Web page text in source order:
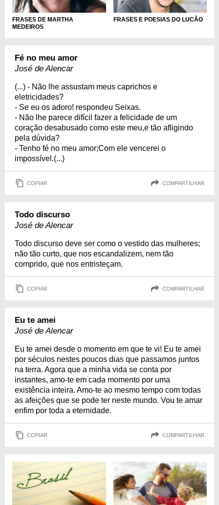
FRASES DE MARTHA
MEDEIROS
FRASES E POESIAS DO LUCÃO
Fé no meu amor
José de Alencar
(...) - Não lhe assustam meus caprichos e
eletricidades?
- Se eu os adoro! respondeu Seixas.
- Não lhe parece difícil fazer a felicidade de um
coração desabusado como este meu,e tão afligindo
pela dúvida?
- Tenho fé no meu amor;Com ele vencerei o
impossível.(...)
COPIAR COMPARTILHAR
Todo discurso
José de Alencar
Todo discurso deve ser como o vestido das mulheres;
não tão curto, que nos escandalizem, nem tão
comprido, que nos entristeçam.
COPIAR COMPARTILHAR
Eu te amei
José de Alencar
Eu te amei desde o momento em que te vi! Eu te amei
por séculos nestes poucos dias que passamos juntos
na terra. Agora que a minha vida se conta por
instantes, amo-te em cada momento por uma
existência inteira. Amo-te ao mesmo tempo com todas
as afeições que se pode ter neste mundo. Vou te amar
enfim por toda a eternidade.
COPIAR COMPARTILHAR